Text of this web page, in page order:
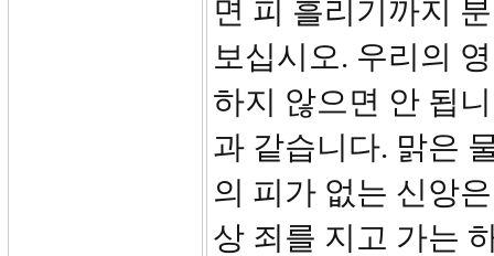
면 피 흘리기까지
보십시오. 우리의
하지 않으면 안 됩
과 같습니다. 맑은
의 피가 없는 신앙
상 죄를 지고 가는